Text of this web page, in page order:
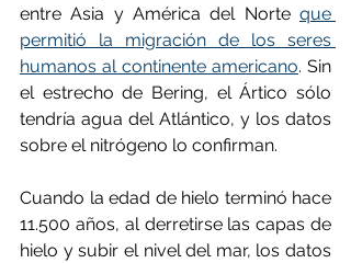
entre Asia y América del Norte que
permitió la migración de los seres
humanos al continente americano. Sin
el estrecho de Bering, el Ártico sólo
tendría agua del Atlántico, y los datos
sobre el nitrógeno lo confirman.
Cuando la edad de hielo terminó hace
11.500 años, al derretirse las capas de
hielo y subir el nivel del mar, los datos